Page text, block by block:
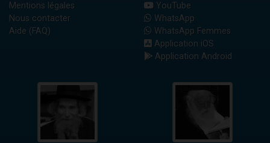
Mentions légales
Nous contacter
Aide (FAQ)
YouTube
WhatsApp
WhatsApp Femmes
Application iOS
Application Android